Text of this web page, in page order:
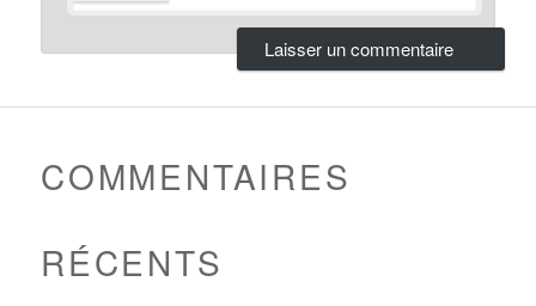
COMMENTAIRES
RÉCENTS